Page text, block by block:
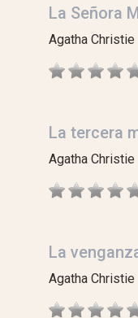
La Señora
Agatha Christie
La tercera
Agatha Christie
La
Agatha Christie